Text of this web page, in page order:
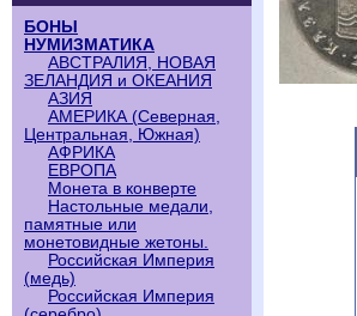
БОНЫ
НУМИЗМАТИКА
АВСТРАЛИЯ, НОВАЯ
ЗЕЛАНДИЯ и ОКЕАНИЯ
АЗИЯ
АМЕРИКА (Северная,
Центральная, Южная)
АФРИКА
ЕВРОПА
Монета в конверте
Настольные медали,
памятные или
монетовидные жетоны.
Российская Империя
(медь)
Российская Империя